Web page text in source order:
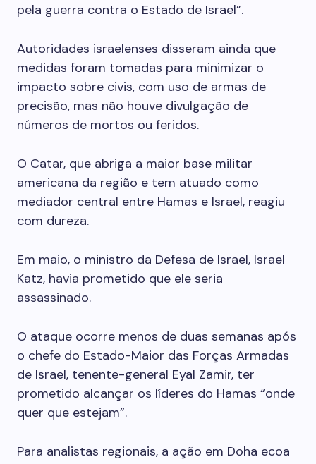
pela guerra contra o Estado de Israel”.
Autoridades israelenses disseram ainda que
medidas foram tomadas para minimizar o
impacto sobre civis, com uso de armas de
precisão, mas não houve divulgação de
números de mortos ou feridos.
O Catar, que abriga a maior base militar
americana da região e tem atuado como
mediador central entre Hamas e Israel, reagiu
com dureza.
Em maio, o ministro da Defesa de Israel, Israel
Katz, havia prometido que ele seria
assassinado.
O ataque ocorre menos de duas semanas após
o chefe do Estado-Maior das Forças Armadas
de Israel, tenente-general Eyal Zamir, ter
prometido alcançar os líderes do Hamas “onde
quer que estejam”.
Para analistas regionais, a ação em Doha ecoa